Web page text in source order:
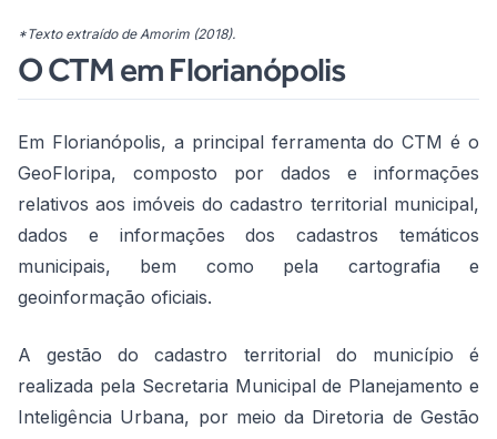
*Texto extraído de Amorim (2018).
O CTM em Florianópolis
Em Florianópolis, a principal ferramenta do CTM é o
GeoFloripa, composto por dados e informações
relativos aos imóveis do cadastro territorial municipal,
dados e informações dos cadastros temáticos
municipais, bem como pela cartografia e
geoinformação oficiais.
A gestão do cadastro territorial do município é
realizada pela Secretaria Municipal de Planejamento e
Inteligência Urbana, por meio da Diretoria de Gestão